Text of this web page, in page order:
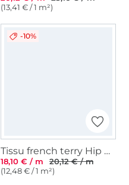
(13,41 € / 1 m²)
-10%
Tissu french terry Hip Hop Girls, noir
18,10 € / m
20,12 € / m
(12,48 € / 1 m²)